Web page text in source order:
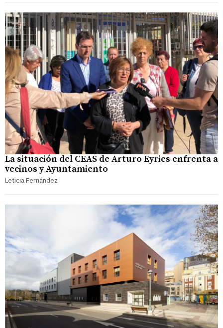
La situación del CEAS de Arturo Eyries enfrenta a
vecinos y Ayuntamiento
Leticia Fernández